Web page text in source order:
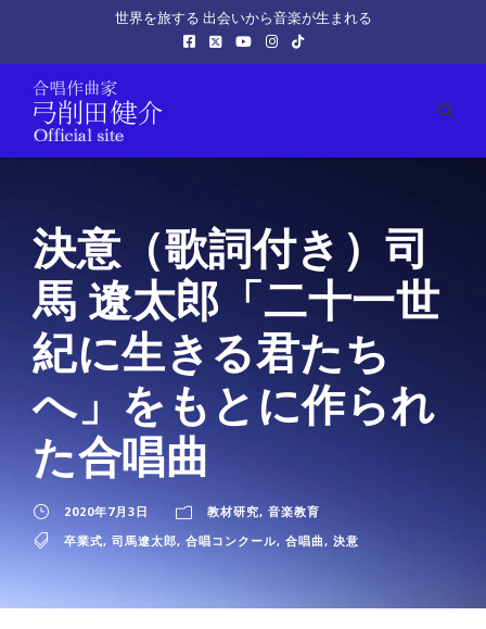
世界を旅する 出会いから音楽が生まれる
決意（歌詞付き）司
馬 遼太郎「二十一世
紀に生きる君たち
へ」をもとに作られ
た合唱曲
2020年7月3日 教材研究, 音楽教育
卒業式, 司馬遼太郎, 合唱コンクール, 合唱曲, 決意